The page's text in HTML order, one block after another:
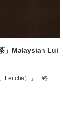
」Malaysian Lui
Lei cha）」 終